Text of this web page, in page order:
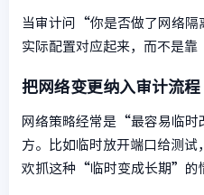
当审计问“你是否做了网络
实际配置对应起来，而不是
把网络变更纳入审计流程
网络策略经常是“最容易临
方。比如临时放开端口给测试
欢抓这种“临时变成长期”的